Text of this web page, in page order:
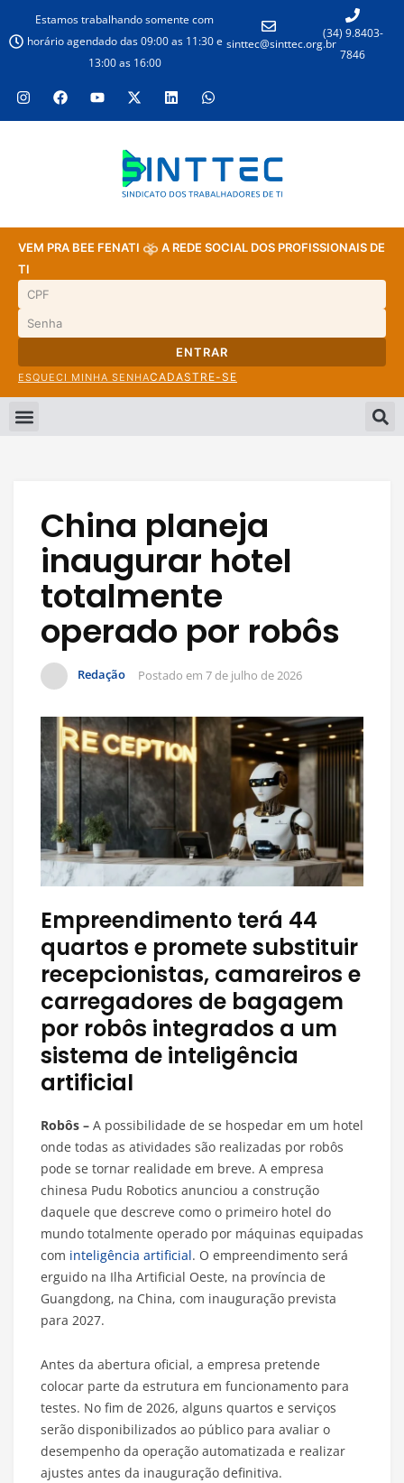
Estamos trabalhando somente com
horário agendado das 09:00 as 11:30 e
13:00 as 16:00
sinttec@sinttec.org.br
(34) 9.8403-
7846
VEM PRA BEE FENATI
A REDE SOCIAL DOS PROFISSIONAIS DE
TI
ENTRAR
ESQUECI MINHA SENHACADASTRE-SE
China planeja
inaugurar hotel
totalmente
operado por robôs
Redação Postado em 7 de julho de 2026
Empreendimento terá 44
quartos e promete substituir
recepcionistas, camareiros e
carregadores de bagagem
por robôs integrados a um
sistema de inteligência
artificial
Robôs – A possibilidade de se hospedar em um hotel
onde todas as atividades são realizadas por robôs
pode se tornar realidade em breve. A empresa
chinesa Pudu Robotics anunciou a construção
daquele que descreve como o primeiro hotel do
mundo totalmente operado por máquinas equipadas
com inteligência artificial. O empreendimento será
erguido na Ilha Artificial Oeste, na província de
Guangdong, na China, com inauguração prevista
para 2027.
Antes da abertura oficial, a empresa pretende
colocar parte da estrutura em funcionamento para
testes. No fim de 2026, alguns quartos e serviços
serão disponibilizados ao público para avaliar o
desempenho da operação automatizada e realizar
ajustes antes da inauguração definitiva.